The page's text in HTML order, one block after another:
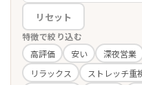
リセット
特徴で絞り込む
高評価
安い 深夜営業
リラックス
ストレッチ重